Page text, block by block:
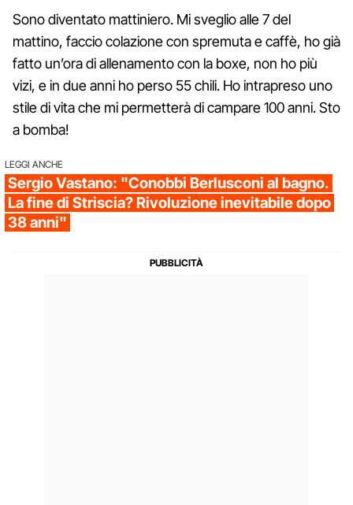
Sono diventato mattiniero. Mi sveglio alle 7 del
mattino, faccio colazione con spremuta e caffè, ho già
fatto un’ora di allenamento con la boxe, non ho più
vizi, e in due anni ho perso 55 chili. Ho intrapreso uno
stile di vita che mi permetterà di campare 100 anni. Sto
a bomba!
LEGGI ANCHE
Sergio Vastano: "Conobbi Berlusconi al bagno.
La fine di Striscia? Rivoluzione inevitabile dopo
38 anni"